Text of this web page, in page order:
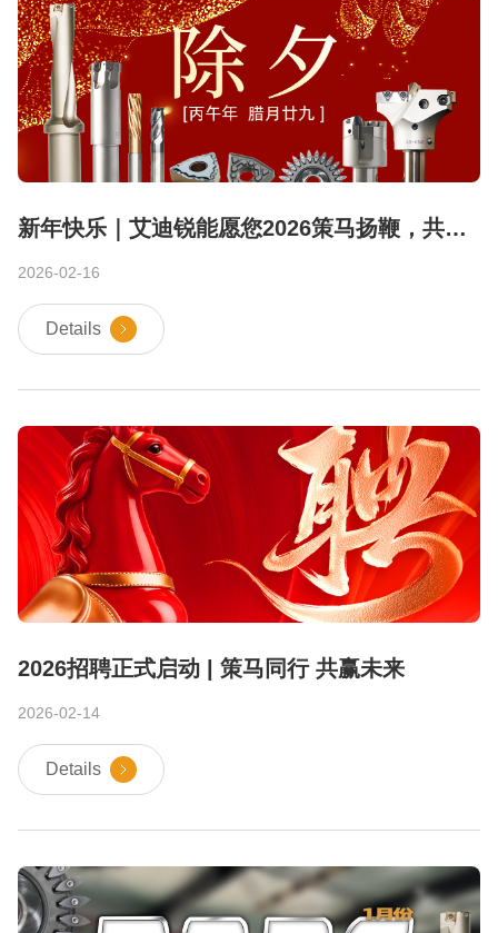
新年快乐｜艾迪锐能愿您2026策马扬鞭，共赴山海！
2026-02-16
Details
2026招聘正式启动 | 策马同行 共赢未来
2026-02-14
Details